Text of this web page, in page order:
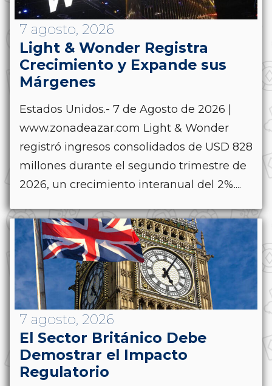
7 agosto, 2026
Light & Wonder Registra
Crecimiento y Expande sus
Márgenes
Estados Unidos.- 7 de Agosto de 2026 |
www.zonadeazar.com Light & Wonder
registró ingresos consolidados de USD 828
millones durante el segundo trimestre de
2026, un crecimiento interanual del 2%....
7 agosto, 2026
El Sector Británico Debe
Demostrar el Impacto
Regulatorio